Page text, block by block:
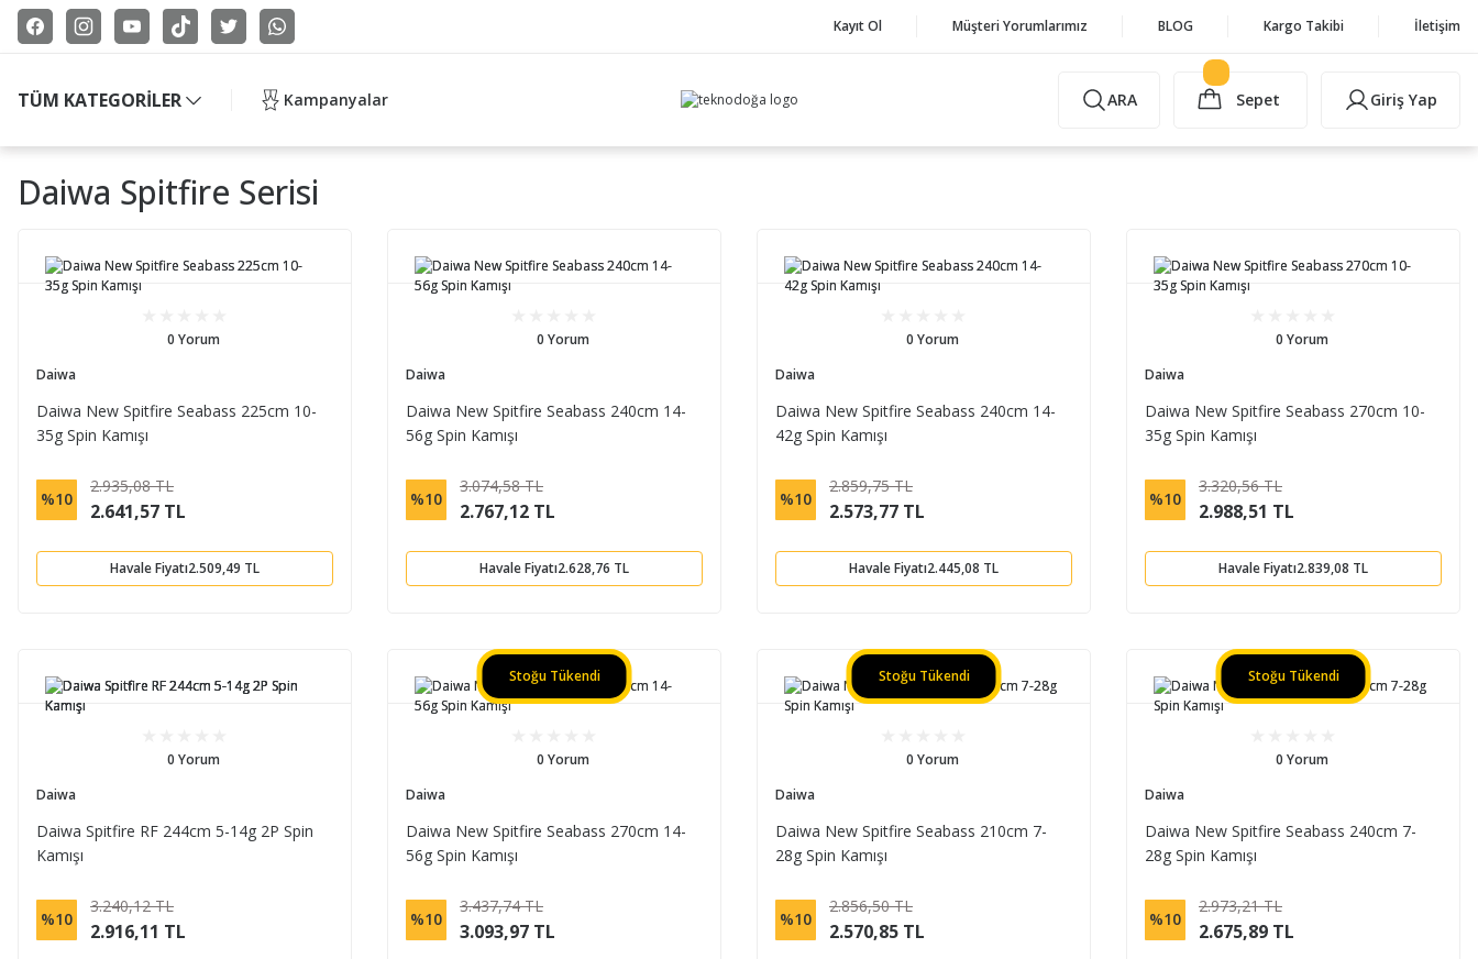
Kayıt Ol Müşteri Yorumlarımız BLOG Kargo Takibi İletişim
TÜM KATEGORİLER Kampanyalar ARA Sepet Giriş Yap
Daiwa Spitfire Serisi
0 Yorum
Daiwa
Daiwa New Spitfire Seabass 225cm 10-
35g Spin Kamışı
%10
2.935,08 TL
2.641,57 TL
Havale Fiyatı2.509,49 TL
0 Yorum
Daiwa
Daiwa New Spitfire Seabass 240cm 14-
56g Spin Kamışı
%10
3.074,58 TL
2.767,12 TL
Havale Fiyatı2.628,76 TL
0 Yorum
Daiwa
Daiwa New Spitfire Seabass 240cm 14-
42g Spin Kamışı
%10
2.859,75 TL
2.573,77 TL
Havale Fiyatı2.445,08 TL
0 Yorum
Daiwa
Daiwa New Spitfire Seabass 270cm 10-
35g Spin Kamışı
%10
3.320,56 TL
2.988,51 TL
Havale Fiyatı2.839,08 TL
0 Yorum
Daiwa
Daiwa Spitfire RF 244cm 5-14g 2P Spin
Kamışı
%10
3.240,12 TL
2.916,11 TL
Stoğu Tükendi
0 Yorum
Daiwa
Daiwa New Spitfire Seabass 270cm 14-
56g Spin Kamışı
%10
3.437,74 TL
3.093,97 TL
Stoğu Tükendi
0 Yorum
Daiwa
Daiwa New Spitfire Seabass 210cm 7-
28g Spin Kamışı
%10
2.856,50 TL
2.570,85 TL
Stoğu Tükendi
0 Yorum
Daiwa
Daiwa New Spitfire Seabass 240cm 7-
28g Spin Kamışı
%10
2.973,21 TL
2.675,89 TL